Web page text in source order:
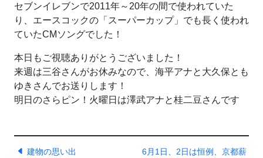
セブンイレブンで2011年～20年の間で使われていた
り、エースコックの「スーパーカップ」でも長く使われ
ていたCMソングでした！
本日もご視聴ありがとうございました！
来週は三谷さんがお休みなので、海平アナと大久保とも
ゆきさんでお送りします！
明日のさらピン！火曜日は澤武アナと桂二豆さんです
建物の思い出
6月1日、2日は恒例、京都薪